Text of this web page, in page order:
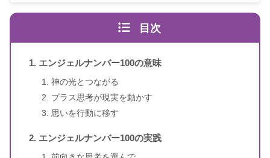
スピリカ（自己紹介はこちら）
目次
エンジェルナンバー100の意味
神の光とつながる
プラス思考が現実を動かす
思いを行動に移す
エンジェルナンバー100の実践